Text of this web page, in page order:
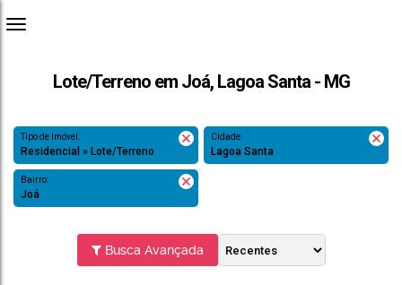
Lote/Terreno em Joá, Lagoa Santa - MG
Tipo de Imóvel:
Residencial » Lote/Terreno
Cidade:
Lagoa Santa
Bairro:
Joá
Busca Avançada